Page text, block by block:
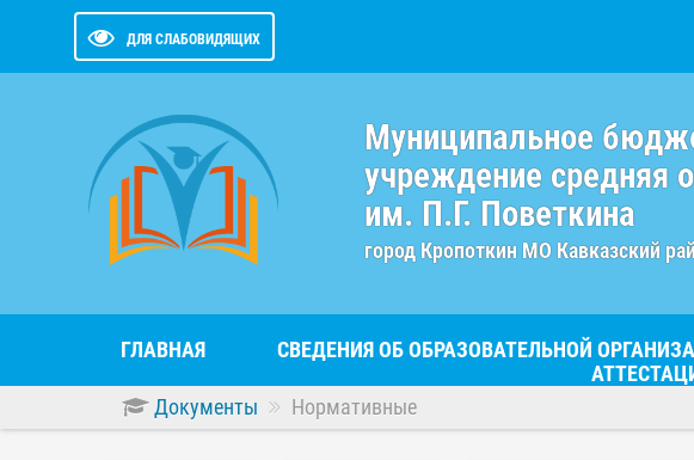
ДЛЯ СЛАБОВИДЯЩИХ
Муниципальное
учреждение средняя
им. П.Г. Поветкина
город Кропоткин МО Кавказский
ГЛАВНАЯ
СВЕДЕНИЯ ОБ ОБРАЗОВАТЕЛЬНОЙ
Документы
Нормативные